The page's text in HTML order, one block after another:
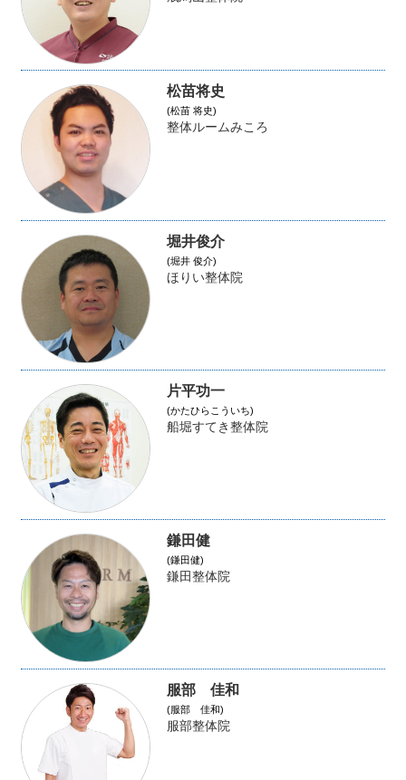
松苗将史
(松苗 将史)
整体ルームみころ
堀井俊介
(堀井 俊介)
ほりい整体院
片平功一
(かたひらこういち)
船堀すてき整体院
鎌田健
(鎌田健)
鎌田整体院
服部 佳和
(服部 佳和)
服部整体院